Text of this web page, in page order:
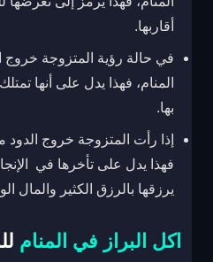
أقاربها.
في حالة رؤية المتزوجة خروج
المنام، فهذا يدل على أنها
بها.
إذا رأت المتزوجة خروج الدود
فهذا يدل على تأخرها في
يرزقها بالرزق الكثير والمال
اكل البراز في المنام